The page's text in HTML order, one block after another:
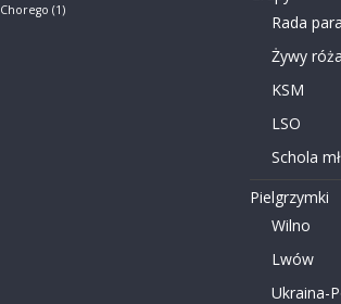
Chorego (1)
Rada
Żywy
KSM
LSO
Schola
Pielgrzymki
Wilno
Lwów
Ukraina-